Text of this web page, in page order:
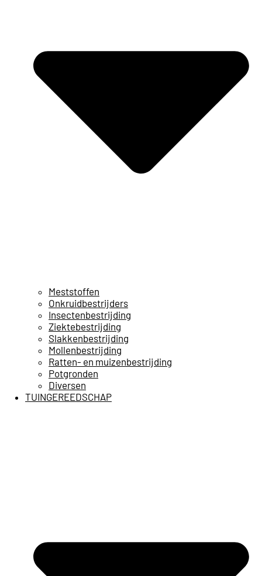
Meststoffen
Onkruidbestrijders
Insectenbestrijding
Ziektebestrijding
Slakkenbestrijding
Mollenbestrijding
Ratten- en muizenbestrijding
Potgronden
Diversen
TUINGEREEDSCHAP